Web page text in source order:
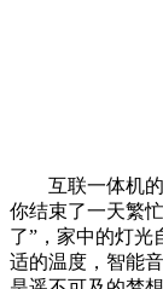
互联一体机的
你结束了一天繁
了”，家中的灯光
适的温度，智能